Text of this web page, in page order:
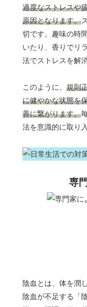
過度なストレスや
原因となります。
切です。趣味の時
いたり、香りでリ
法でストレスを解
このように、 規則
に健やかな状態を
善に繋がります。
法を意識的に取り
専
陰血とは、体を潤
陰血が不足する「